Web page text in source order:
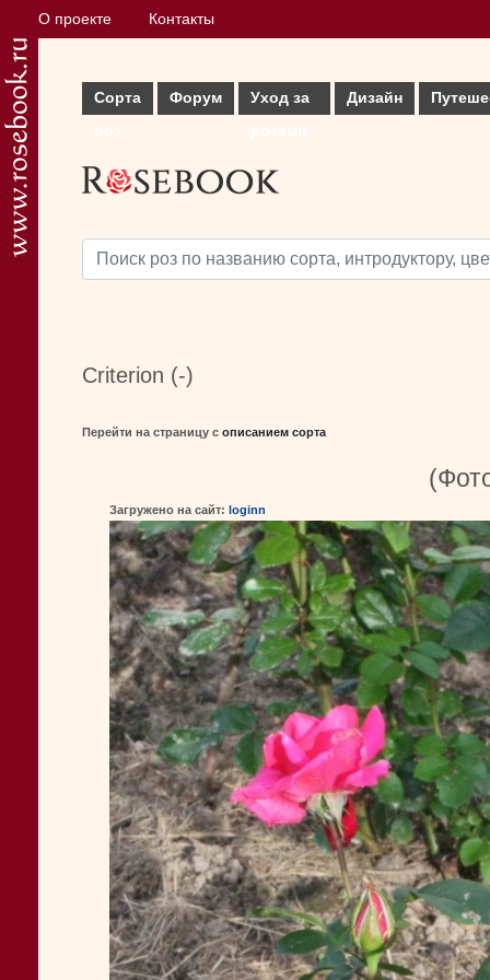
О проекте Контакты
Сорта
Форум
Уход за
Дизайн
Criterion (-)
Перейти на страницу с описанием сорта
Загружено на сайт: loginn